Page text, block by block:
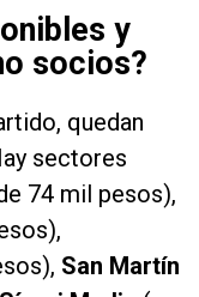
y
socios?
quedan
sectores
74 mil pesos),
San Martín